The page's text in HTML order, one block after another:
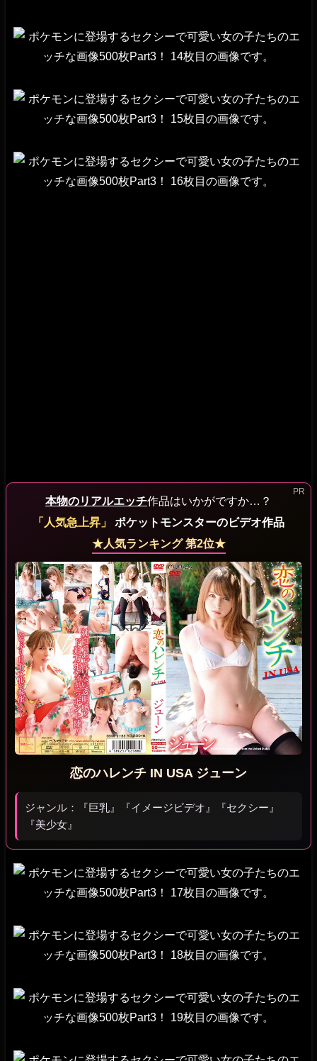
本物のリアルエッチ作品はいかがですか…？
「人気急上昇」
ポケットモンスターのビデオ作品
★人気ランキング 第2位★
恋のハレンチ IN USA ジューン
ジャンル：『巨乳』『イメージビデオ』『セクシー』
『美少女』